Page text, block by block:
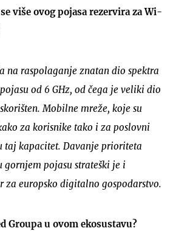
više ovog pojasa rezervira za Wi-
na raspolaganje znatan dio spektra
od 6 GHz, od čega je veliki dio
Mobilne mreže, koje su
za korisnike tako i za poslovni
taj kapacitet. Davanje prioriteta
pojasu strateški je i
europsko digitalno gospodarstvo.
Groupa u ovom ekosustavu?